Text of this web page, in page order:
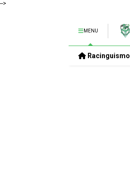
-->
MENU
Racinguismo